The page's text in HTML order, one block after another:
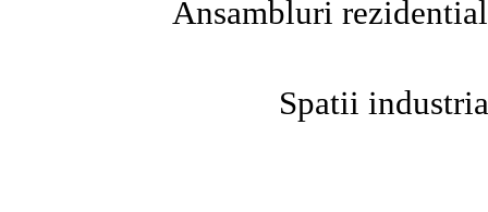
Ansambluri
Spatii